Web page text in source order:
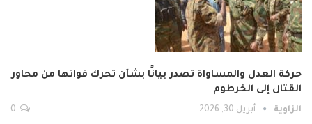
حركة العدل والمساواة تصدر بيانًا بشأن تحرك قواتها من محاور
القتال إلى الخرطوم
الزاوية أبريل 30, 2026